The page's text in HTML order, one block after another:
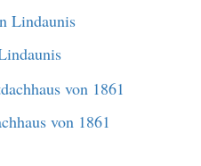
von 1861